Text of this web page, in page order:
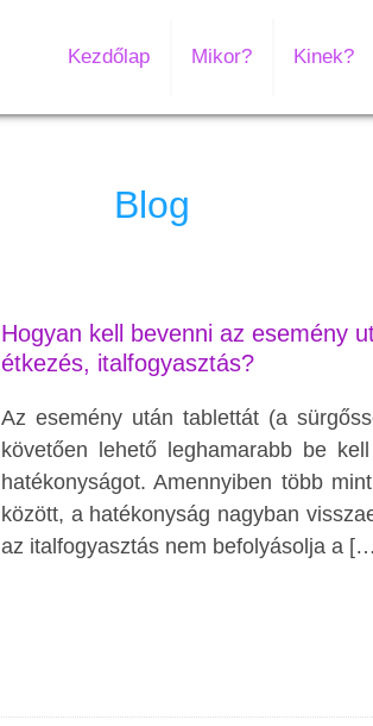
Kezdőlap Mikor? Kinek?
Blog
Hogyan kell bevenni az esemény
étkezés, italfogyasztás?
Az esemény után tablettát (a
követően lehető leghamarabb be
hatékonyságot. Amennyiben több
között, a hatékonyság nagyban
az italfogyasztás nem befolyásolja a